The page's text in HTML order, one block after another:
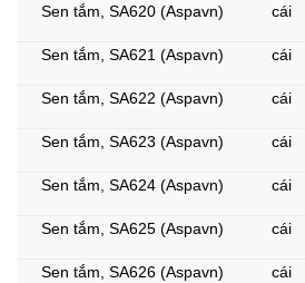
Sen tắm, SA620 (Aspavn) cái
Sen tắm, SA621 (Aspavn) cái
Sen tắm, SA622 (Aspavn) cái
Sen tắm, SA623 (Aspavn) cái
Sen tắm, SA624 (Aspavn) cái
Sen tắm, SA625 (Aspavn) cái
Sen tắm, SA626 (Aspavn) cái